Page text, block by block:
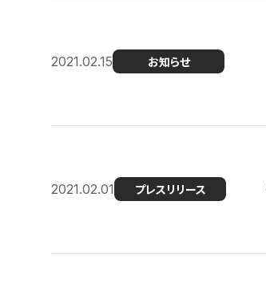
2021.02.15 お知らせ
2021.02.01 プレスリリース